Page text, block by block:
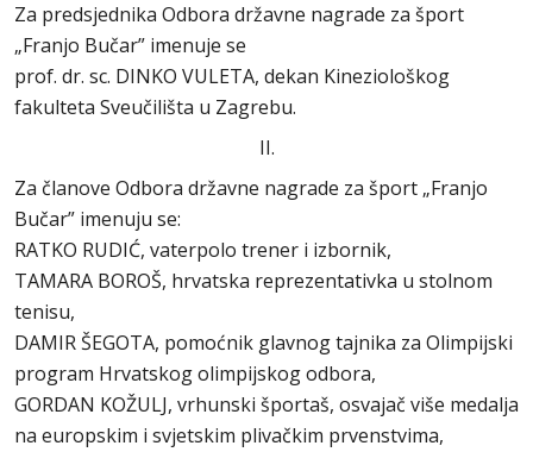
Za predsjednika Odbora državne nagrade za šport
„Franjo Bučar” imenuje se
prof. dr. sc. DINKO VULETA, dekan Kineziološkog
fakulteta Sveučilišta u Zagrebu.
II.
Za članove Odbora državne nagrade za šport „Franjo
Bučar” imenuju se:
RATKO RUDIĆ, vaterpolo trener i izbornik,
TAMARA BOROŠ, hrvatska reprezentativka u stolnom
tenisu,
DAMIR ŠEGOTA, pomoćnik glavnog tajnika za Olimpijski
program Hrvatskog olimpijskog odbora,
GORDAN KOŽULJ, vrhunski športaš, osvajač više medalja
na europskim i svjetskim plivačkim prvenstvima,